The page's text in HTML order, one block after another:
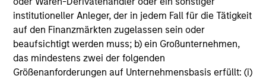
institutioneller Anleger, der in jedem Fall für die Tätigkeit
auf den Finanzmärkten zugelassen sein oder
beaufsichtigt werden muss; b) ein Großunternehmen,
das mindestens zwei der folgenden
Größenanforderungen auf Unternehmensbasis erfüllt: (i)
industries for over two decades.
Morgan Stanley Private Equity